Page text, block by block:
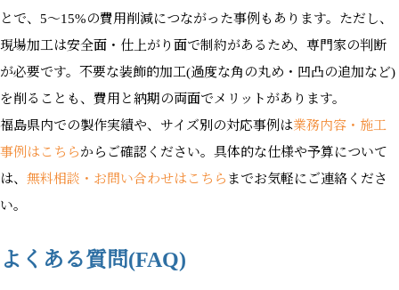
とで、5〜15%の費用削減につながった事例もあります。ただし、
現場加工は安全面・仕上がり面で制約があるため、専門家の判断
が必要です。不要な装飾的加工(過度な角の丸め・凹凸の追加など)
を削ることも、費用と納期の両面でメリットがあります。
福島県内での製作実績や、サイズ別の対応事例は業務内容・施工
事例はこちらからご確認ください。具体的な仕様や予算について
は、 無料相談・お問い合わせはこちら までお気軽にご連絡くださ
い。
よくある質問(FAQ)